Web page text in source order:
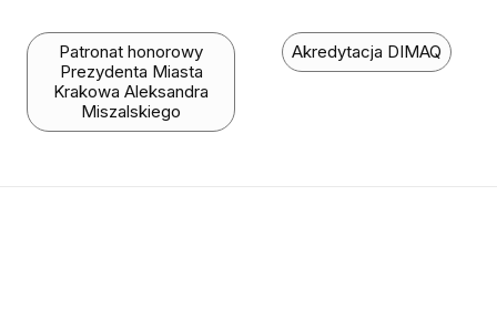
Patronat honorowy
Prezydenta Miasta
Krakowa Aleksandra
Miszalskiego
Akredytacja DIMAQ